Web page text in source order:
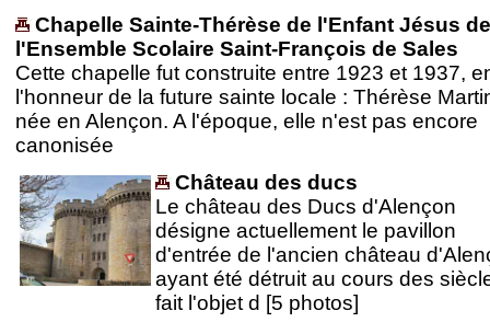
Chapelle Sainte-Thérèse de l'Enfant Jésus de
l'Ensemble Scolaire Saint-François de Sales
Cette chapelle fut construite entre 1923 et 1937,
l'honneur de la future sainte locale : Thérèse
née en Alençon. A l'époque, elle n'est pas encore
canonisée
Château des ducs
Le château des Ducs d'Alençon
désigne actuellement le pavillon
d'entrée de l'ancien château
ayant été détruit au cours des
fait l'objet d [5 photos]